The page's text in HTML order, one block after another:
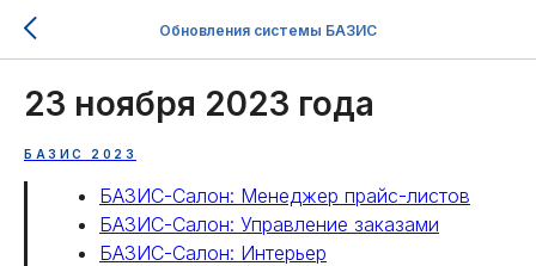
Обновления системы БАЗИС
23 ноября 2023 года
БАЗИС 2023
БАЗИС-Салон: Менеджер прайс-листов
БАЗИС-Салон: Управление заказами
БАЗИС-Салон: Интерьер